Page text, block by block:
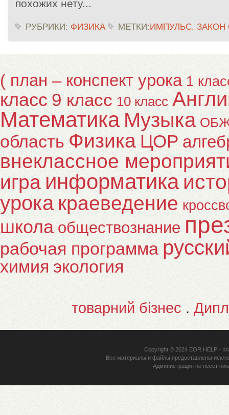
похожих нету...
РУБРИКИ: ФИЗИКА МЕТКИ:ИМПУЛЬС.
( план – конспект урока 1
класс 9 класс 10 класс
Математика Музыка
область Физика ЦОР
внеклассное
игра информатика
урока краеведение
школа обществознание
рабочая программа
химия экология
товарний бізнес .
Copyright © 2024 EOR HELP-
Все материалы и файлы предоставлены
Администрация не несет